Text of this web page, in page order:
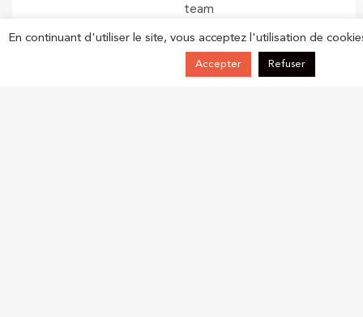
team
En continuant d'utiliser le site, vous acceptez l'utilisation de
Accepter Refuser